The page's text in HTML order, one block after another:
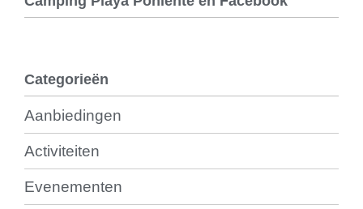
Categorieën
Aanbiedingen
Activiteiten
Evenementen